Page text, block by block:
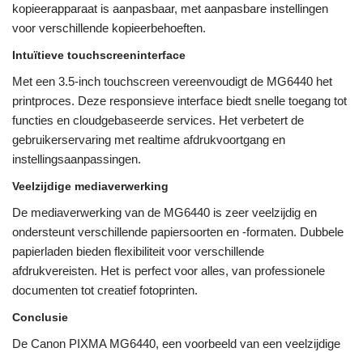
kopieerapparaat is aanpasbaar, met aanpasbare instellingen
voor verschillende kopieerbehoeften.
Intuïtieve touchscreeninterface
Met een 3.5-inch touchscreen vereenvoudigt de MG6440 het
printproces. Deze responsieve interface biedt snelle toegang tot
functies en cloudgebaseerde services. Het verbetert de
gebruikerservaring met realtime afdrukvoortgang en
instellingsaanpassingen.
Veelzijdige mediaverwerking
De mediaverwerking van de MG6440 is zeer veelzijdig en
ondersteunt verschillende papiersoorten en -formaten. Dubbele
papierladen bieden flexibiliteit voor verschillende
afdrukvereisten. Het is perfect voor alles, van professionele
documenten tot creatief fotoprinten.
Conclusie
De Canon PIXMA MG6440, een voorbeeld van een veelzijdige